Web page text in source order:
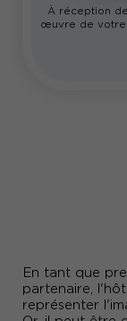
En tant que
partenaire,
représenter
À réception
œuvre de votre